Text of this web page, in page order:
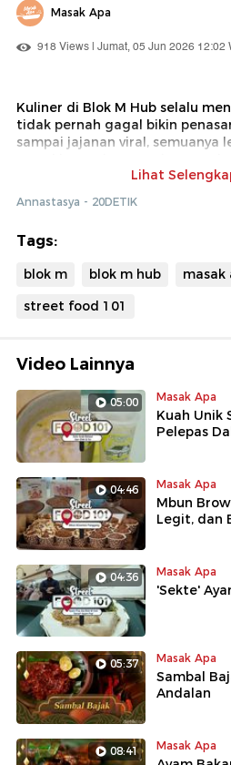
Masak Apa
918 Views | Jumat, 05 Jun 2026 12:02
Kuliner di Blok M Hub selalu
tidak pernah gagal bikin
sampai jajanan viral, semuanya
Lihat
Annastasya - 20DETIK
Tags:
blok m blok m hub masak
street food 101
Video Lainnya
05:00 Masak Apa
Kuah Unik
Pelepas
04:46 Masak Apa
Mbun
Legit, dan
04:36 Masak Apa
'Sekte'
05:37 Masak Apa
Sambal
Andalan
08:41 Masak Apa